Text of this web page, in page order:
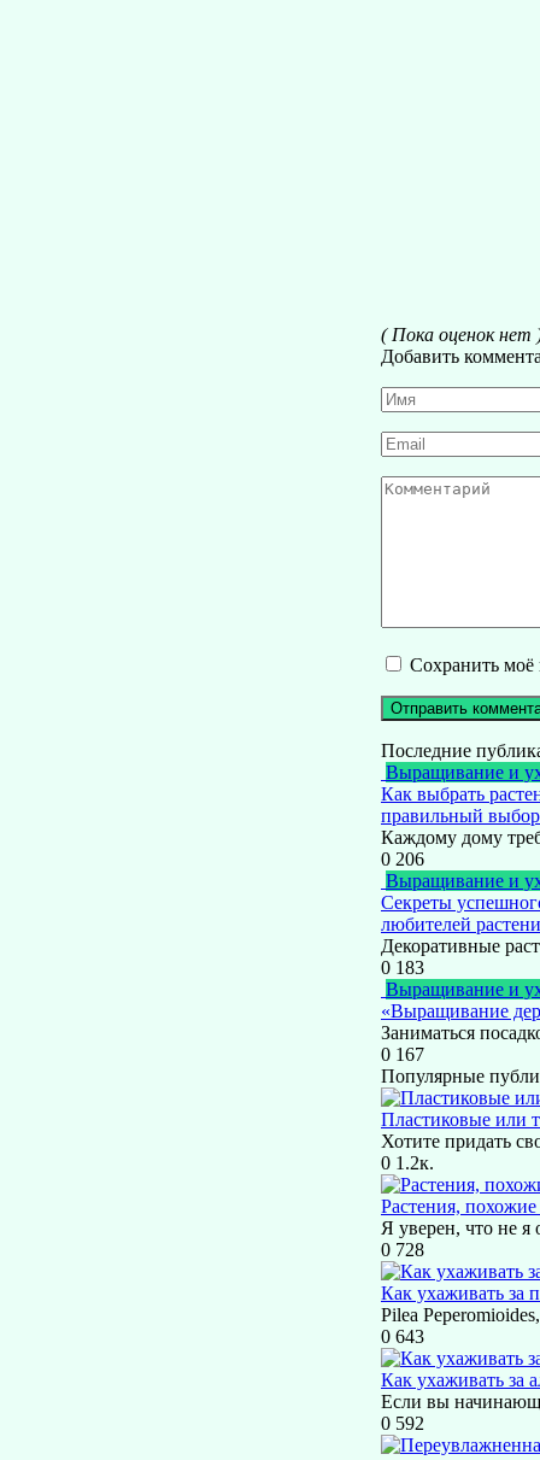
( Пока оценок нет
Добавить
Имя
*
Email
*
Комментарий
Сохранить моё
Последние
Выращивание и
Как выбрать
правильный выбор
Каждому дому
0 206
Выращивание и
Секреты
любителей
Декоративные
0 183
Выращивание и
«Выращивание
Заниматься
0 167
Популярные
Пластиковые или
Хотите придать
0 1.2к.
Растения,
Я уверен, что не я
0 728
Как ухаживать за
Pilea
0 643
Как ухаживать за
Если вы
0 592